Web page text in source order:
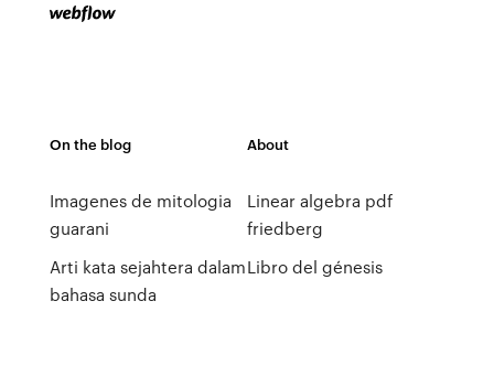
On the blog
Imagenes de mitologia
guarani
Arti kata sejahtera dalam
bahasa sunda
About
Linear algebra pdf
friedberg
Libro del génesis